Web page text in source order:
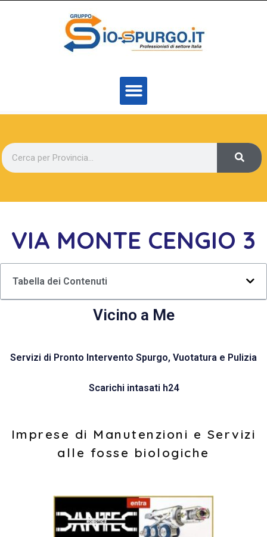
VIA MONTE CENGIO 3
Tabella dei Contenuti
Vicino a Me
Servizi di Pronto Intervento Spurgo, Vuotatura e Pulizia
Scarichi intasati h24
Imprese di Manutenzioni e Servizi
alle fosse biologiche